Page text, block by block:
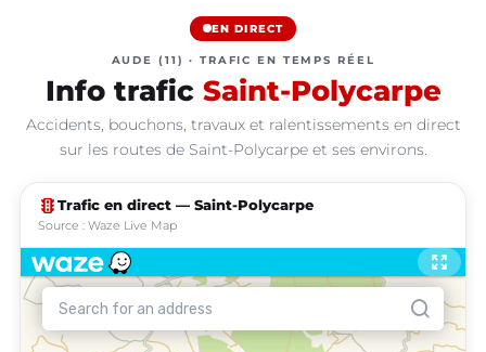
EN DIRECT
AUDE (11) · TRAFIC EN TEMPS RÉEL
Info trafic Saint-Polycarpe
Accidents, bouchons, travaux et ralentissements en direct
sur les routes de Saint-Polycarpe et ses environs.
traffic Trafic en direct — Saint-Polycarpe
Source : Waze Live Map